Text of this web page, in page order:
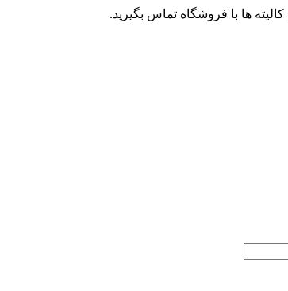
ها با فروشگاه تماس بگیرید.